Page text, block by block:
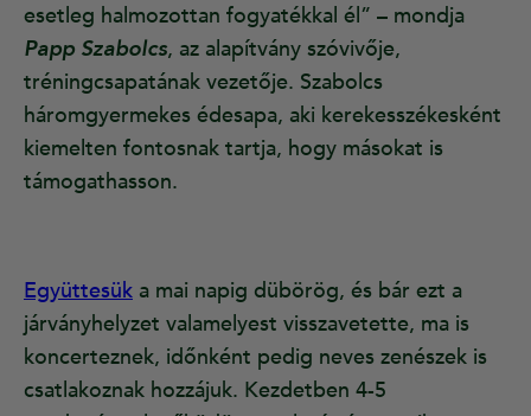
esetleg halmozottan fogyatékkal él” – mondja
Papp Szabolcs, az alapítvány szóvivője,
tréningcsapatának vezetője. Szabolcs
háromgyermekes édesapa, aki kerekesszékesként
kiemelten fontosnak tartja, hogy másokat is
támogathasson.
Együttesük a mai napig dübörög, és bár ezt a
járványhelyzet valamelyest visszavetette, ma is
koncerteznek, időnként pedig neves zenészek is
csatlakoznak hozzájuk. Kezdetben 4-5